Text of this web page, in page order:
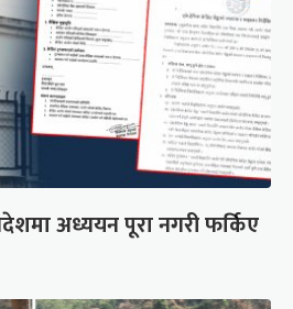
अध्ययन पूरा नगरी फर्किए